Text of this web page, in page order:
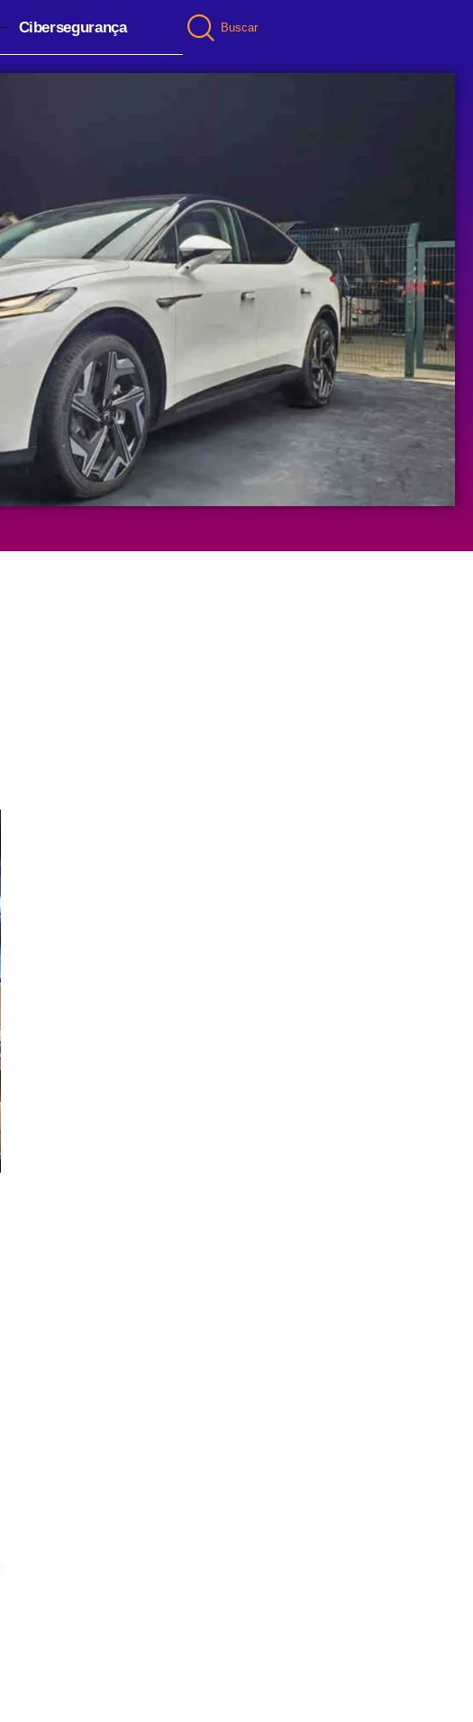
Cibersegurança Buscar